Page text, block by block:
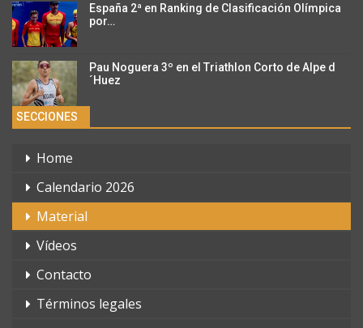
España 2ª en Ranking de Clasificación Olímpica
por…
Pau Noguera 3º en el Triathlon Corto de Alpe d
´Huez
SECCIONES
Home
Calendario 2026
Material
Vídeos
Contacto
Términos legales